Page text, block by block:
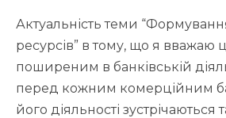
Актуальність теми
ресурсів” в тому, що я вважаю
поширеним в банківській
перед кожним комерційним
його діяльності зустрічаються